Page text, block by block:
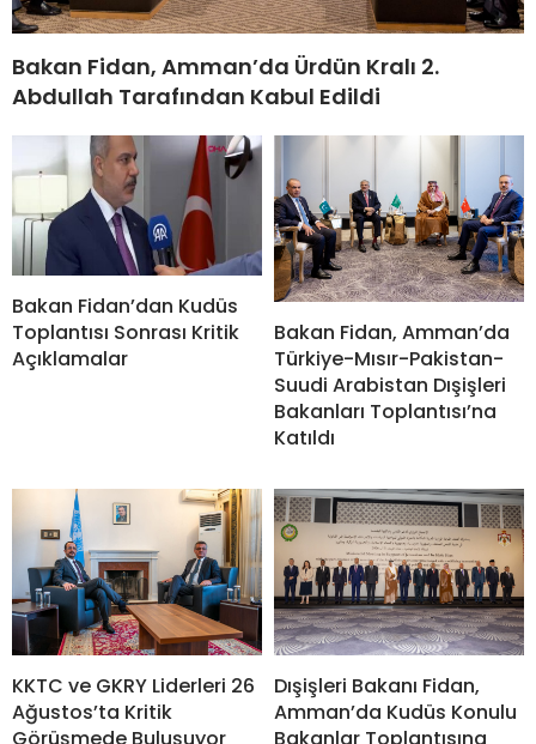
Bakan Fidan, Amman’da Ürdün Kralı 2.
Abdullah Tarafından Kabul Edildi
Bakan Fidan’dan Kudüs
Toplantısı Sonrası Kritik
Açıklamalar
Bakan Fidan, Amman’da
Türkiye-Mısır-Pakistan-
Suudi Arabistan Dışişleri
Bakanları Toplantısı’na
Katıldı
KKTC ve GKRY Liderleri 26
Ağustos’ta Kritik
Dışişleri Bakanı Fidan,
Amman’da Kudüs Konulu